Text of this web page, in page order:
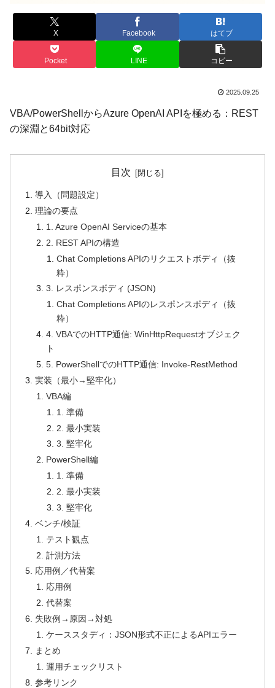
X Facebook はてブ
Pocket LINE コピー
2025.09.25
VBA/PowerShellからAzure OpenAI APIを極める：REST
の深淵と64bit対応
目次
導入（問題設定）
理論の要点
1. Azure OpenAI Serviceの基本
2. REST APIの構造
Chat Completions APIのリクエストボディ（抜
粋）
3. レスポンスボディ (JSON)
Chat Completions APIのレスポンスボディ（抜
粋）
4. VBAでのHTTP通信: WinHttpRequestオブジェク
ト
5. PowerShellでのHTTP通信: Invoke-RestMethod
実装（最小→堅牢化）
VBA編
1. 準備
2. 最小実装
3. 堅牢化
PowerShell編
1. 準備
2. 最小実装
3. 堅牢化
ベンチ/検証
テスト観点
計測方法
応用例／代替案
応用例
代替案
失敗例→原因→対処
ケーススタディ：JSON形式不正によるAPIエラー
まとめ
運用チェックリスト
参考リンク